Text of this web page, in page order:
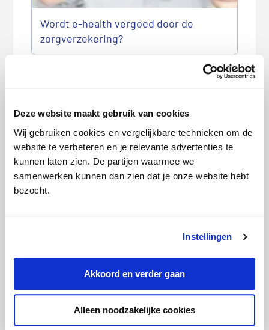
Deze website maakt gebruik van cookies
Wij gebruiken cookies en vergelijkbare technieken om de
website te verbeteren en je relevante advertenties te
kunnen laten zien. De partijen waarmee we
samenwerken kunnen dan zien dat je onze website hebt
bezocht.
Instellingen
Akkoord en verder gaan
Alleen noodzakelijke cookies
Wordt e-health vergoed door de
zorgverzekering?
Haal meer uit je zorgverzekering: 5
gratis extra’s die je niet mag missen
Losse aanvullende verzekering